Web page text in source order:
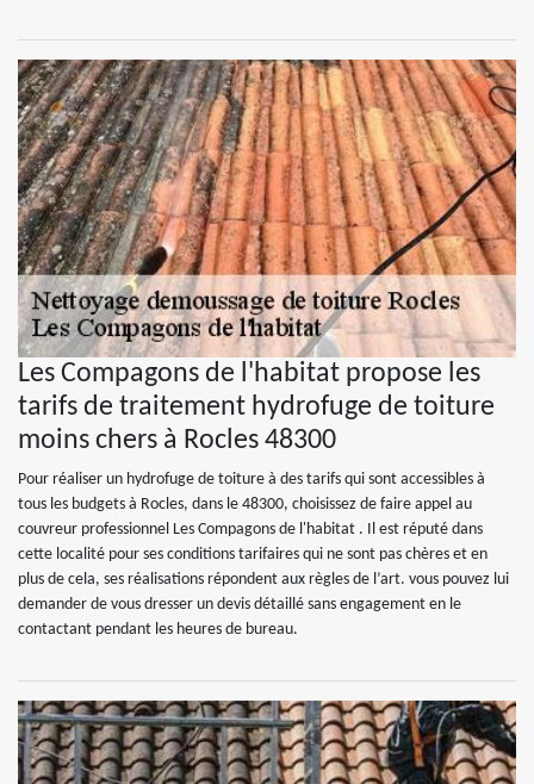
Les Compagons de l'habitat propose les
tarifs de traitement hydrofuge de toiture
moins chers à Rocles 48300
Pour réaliser un hydrofuge de toiture à des tarifs qui sont accessibles à
tous les budgets à Rocles, dans le 48300, choisissez de faire appel au
couvreur professionnel Les Compagons de l'habitat . Il est réputé dans
cette localité pour ses conditions tarifaires qui ne sont pas chères et en
plus de cela, ses réalisations répondent aux règles de l’art. vous pouvez lui
demander de vous dresser un devis détaillé sans engagement en le
contactant pendant les heures de bureau.